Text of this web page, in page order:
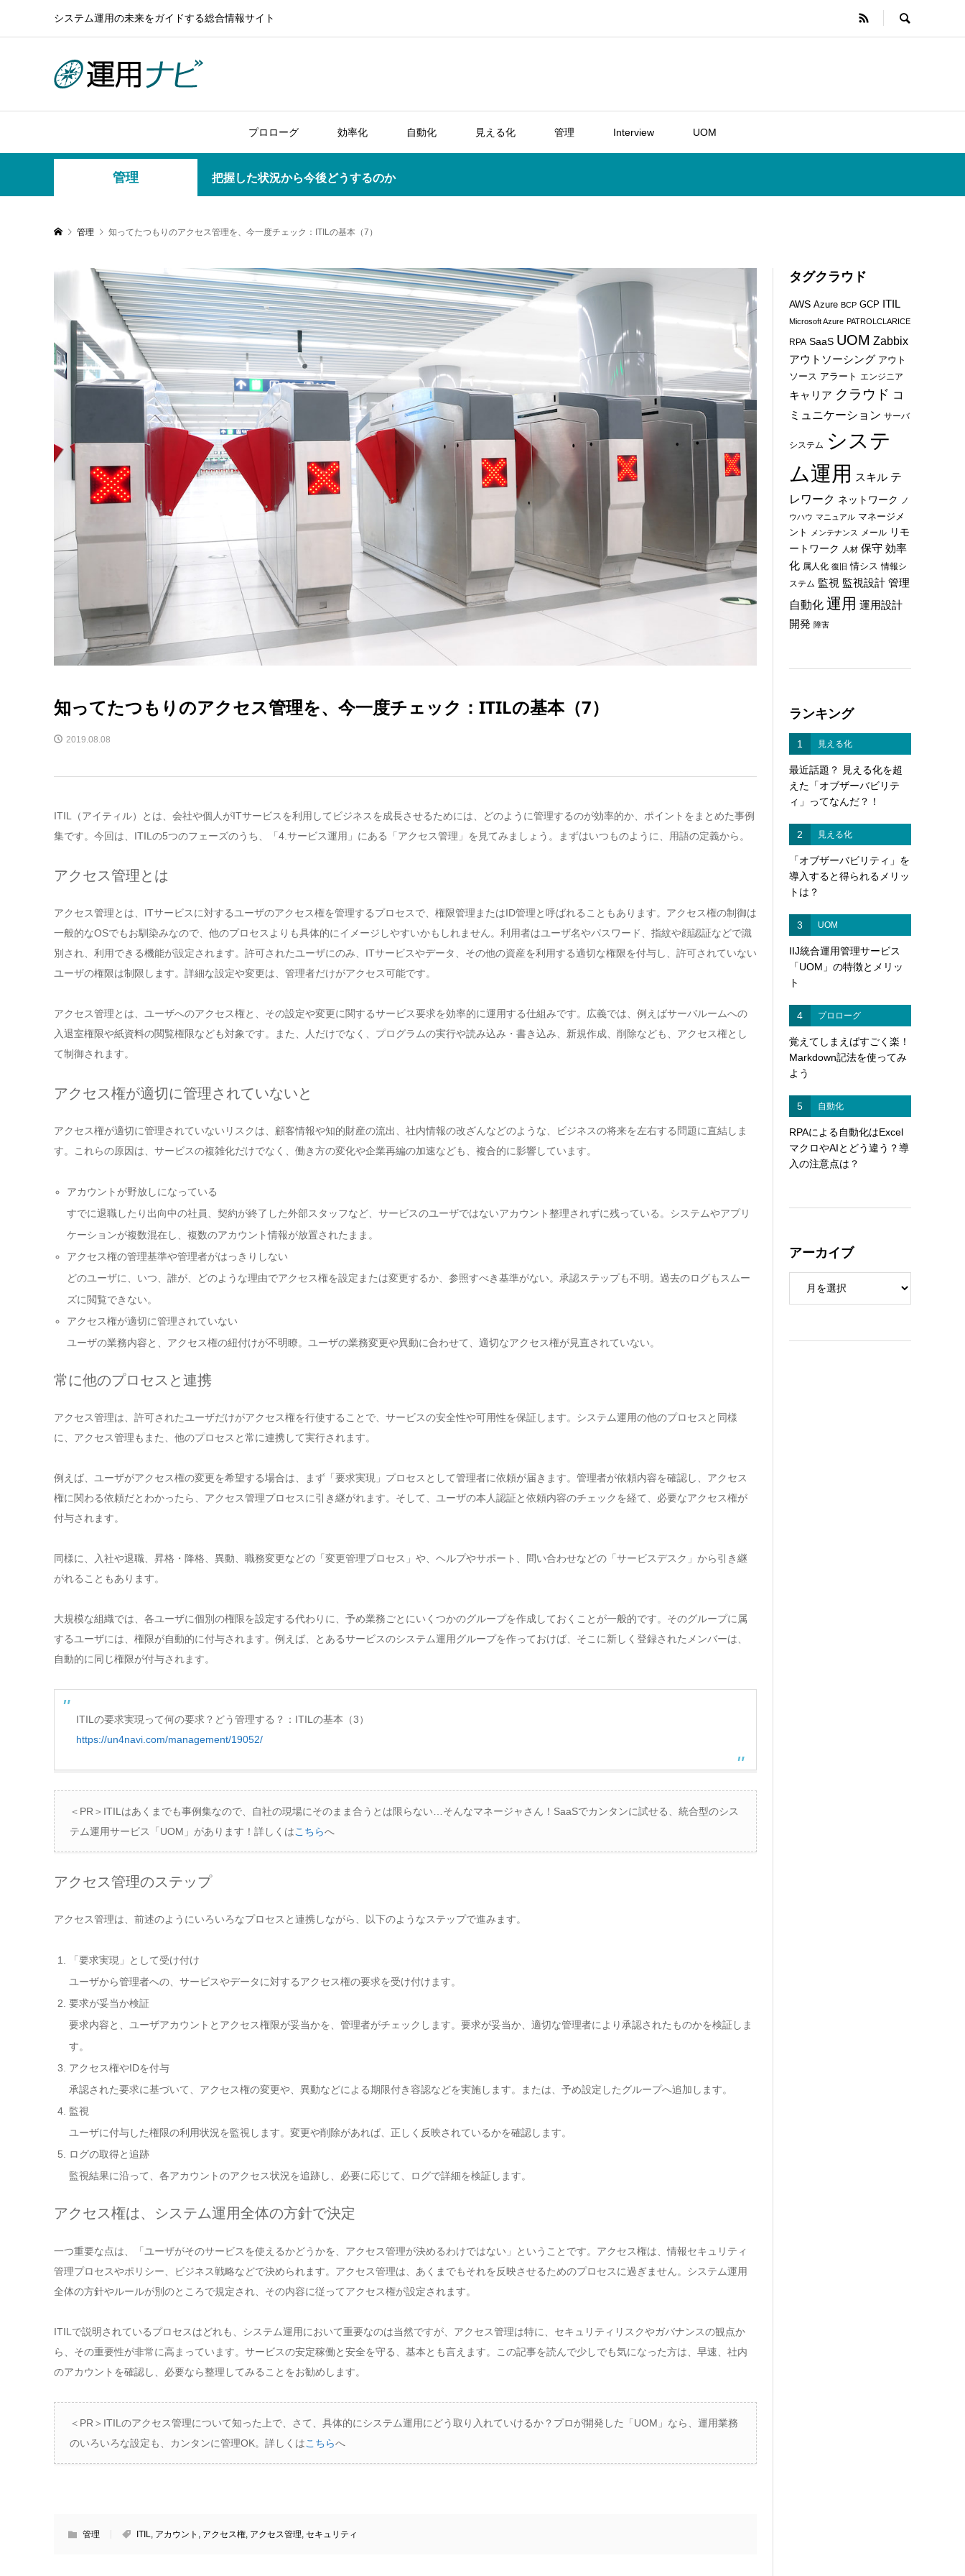
システム運用の未来をガイドする総合情報サイト
プロローグ 効率化 自動化 見える化 管理 Interview UOM
管理 把握した状況から今後どうするのか
管理 知ってたつもりのアクセス管理を、今一度チェック：ITILの基本（7）
知ってたつもりのアクセス管理を、今一度チェック：ITILの基本（7）
2019.08.08
ITIL（アイティル）とは、会社や個人がITサービスを利用してビジネスを成長させるためには、どのように管理するのが効率的か、ポイントをまとめた事例
集です。今回は、ITILの5つのフェーズのうち、「4.サービス運用」にある「アクセス管理」を見てみましょう。まずはいつものように、用語の定義から。
アクセス管理とは
アクセス管理とは、ITサービスに対するユーザのアクセス権を管理するプロセスで、権限管理またはID管理と呼ばれることもあります。アクセス権の制御は
一般的なOSでもお馴染みなので、他のプロセスよりも具体的にイメージしやすいかもしれません。利用者はユーザ名やパスワード、指紋や顔認証などで識
別され、利用できる機能が設定されます。許可されたユーザにのみ、ITサービスやデータ、その他の資産を利用する適切な権限を付与し、許可されていない
ユーザの権限は制限します。詳細な設定や変更は、管理者だけがアクセス可能です。
アクセス管理とは、ユーザへのアクセス権と、その設定や変更に関するサービス要求を効率的に運用する仕組みです。広義では、例えばサーバルームへの
入退室権限や紙資料の閲覧権限なども対象です。また、人だけでなく、プログラムの実行や読み込み・書き込み、新規作成、削除なども、アクセス権とし
て制御されます。
アクセス権が適切に管理されていないと
アクセス権が適切に管理されていないリスクは、顧客情報や知的財産の流出、社内情報の改ざんなどのような、ビジネスの将来を左右する問題に直結しま
す。これらの原因は、サービスの複雑化だけでなく、働き方の変化や企業再編の加速なども、複合的に影響しています。
アカウントが野放しになっている
すでに退職したり出向中の社員、契約が終了した外部スタッフなど、サービスのユーザではないアカウント整理されずに残っている。システムやアプリ
ケーションが複数混在し、複数のアカウント情報が放置されたまま。
アクセス権の管理基準や管理者がはっきりしない
どのユーザに、いつ、誰が、どのような理由でアクセス権を設定または変更するか、参照すべき基準がない。承認ステップも不明。過去のログもスムー
ズに閲覧できない。
アクセス権が適切に管理されていない
ユーザの業務内容と、アクセス権の紐付けが不明瞭。ユーザの業務変更や異動に合わせて、適切なアクセス権が見直されていない。
常に他のプロセスと連携
アクセス管理は、許可されたユーザだけがアクセス権を行使することで、サービスの安全性や可用性を保証します。システム運用の他のプロセスと同様
に、アクセス管理もまた、他のプロセスと常に連携して実行されます。
例えば、ユーザがアクセス権の変更を希望する場合は、まず「要求実現」プロセスとして管理者に依頼が届きます。管理者が依頼内容を確認し、アクセス
権に関わる依頼だとわかったら、アクセス管理プロセスに引き継がれます。そして、ユーザの本人認証と依頼内容のチェックを経て、必要なアクセス権が
付与されます。
同様に、入社や退職、昇格・降格、異動、職務変更などの「変更管理プロセス」や、ヘルプやサポート、問い合わせなどの「サービスデスク」から引き継
がれることもあります。
大規模な組織では、各ユーザに個別の権限を設定する代わりに、予め業務ごとにいくつかのグループを作成しておくことが一般的です。そのグループに属
するユーザには、権限が自動的に付与されます。例えば、とあるサービスのシステム運用グループを作っておけば、そこに新しく登録されたメンバーは、
自動的に同じ権限が付与されます。
ITILの要求実現って何の要求？どう管理する？：ITILの基本（3）
https://un4navi.com/management/19052/
＜PR＞ITILはあくまでも事例集なので、自社の現場にそのまま合うとは限らない…そんなマネージャさん！SaaSでカンタンに試せる、統合型のシス
テム運用サービス「UOM」があります！詳しくはこちらへ
アクセス管理のステップ
アクセス管理は、前述のようにいろいろなプロセスと連携しながら、以下のようなステップで進みます。
「要求実現」として受け付け
ユーザから管理者への、サービスやデータに対するアクセス権の要求を受け付けます。
要求が妥当か検証
要求内容と、ユーザアカウントとアクセス権限が妥当かを、管理者がチェックします。要求が妥当か、適切な管理者により承認されたものかを検証しま
す。
アクセス権やIDを付与
承認された要求に基づいて、アクセス権の変更や、異動などによる期限付き容認などを実施します。または、予め設定したグループへ追加します。
監視
ユーザに付与した権限の利用状況を監視します。変更や削除があれば、正しく反映されているかを確認します。
ログの取得と追跡
監視結果に沿って、各アカウントのアクセス状況を追跡し、必要に応じて、ログで詳細を検証します。
アクセス権は、システム運用全体の方針で決定
一つ重要な点は、「ユーザがそのサービスを使えるかどうかを、アクセス管理が決めるわけではない」ということです。アクセス権は、情報セキュリティ
管理プロセスやポリシー、ビジネス戦略などで決められます。アクセス管理は、あくまでもそれを反映させるためのプロセスに過ぎません。システム運用
全体の方針やルールが別のところで規定され、その内容に従ってアクセス権が設定されます。
ITILで説明されているプロセスはどれも、システム運用において重要なのは当然ですが、アクセス管理は特に、セキュリティリスクやガバナンスの観点か
ら、その重要性が非常に高まっています。サービスの安定稼働と安全を守る、基本とも言えます。この記事を読んで少しでも気になった方は、早速、社内
のアカウントを確認し、必要なら整理してみることをお勧めします。
＜PR＞ITILのアクセス管理について知った上で、さて、具体的にシステム運用にどう取り入れていけるか？プロが開発した「UOM」なら、運用業務
のいろいろな設定も、カンタンに管理OK。詳しくはこちらへ
管理 ITIL アカウント アクセス権, アクセス管理 セキュリティ
タグクラウド
AWS Azure BCP GCP ITIL
Microsoft Azure PATROLCLARICE
RPA SaaS UOM Zabbix
アウトソーシング アウト
ソース アラート エンジニア
キャリア クラウド コ
ミュニケーション サーバ
システム システ
ム運用 スキル テ
レワーク ネットワーク
ノ
ウハウ マニュアル マネージメ
ント
メンテナンス メール リモ
ートワーク
人材 保守 効率
化 属人化 復旧 情シス 情報シ
ステム 監視 監視設計 管理
自動化 運用 運用設計
開発 障害
ランキング
1 見える化
最近話題？ 見える化を超
えた「オブザーバビリテ
ィ」ってなんだ？！
2 見える化
「オブザーバビリティ」を
導入すると得られるメリッ
トは？
3 UOM
IIJ統合運用管理サービス
「UOM」の特徴とメリッ
ト
4 プロローグ
覚えてしまえばすごく楽！
Markdown記法を使ってみ
よう
5 自動化
RPAによる自動化はExcel
マクロやAIとどう違う？導
入の注意点は？
アーカイブ